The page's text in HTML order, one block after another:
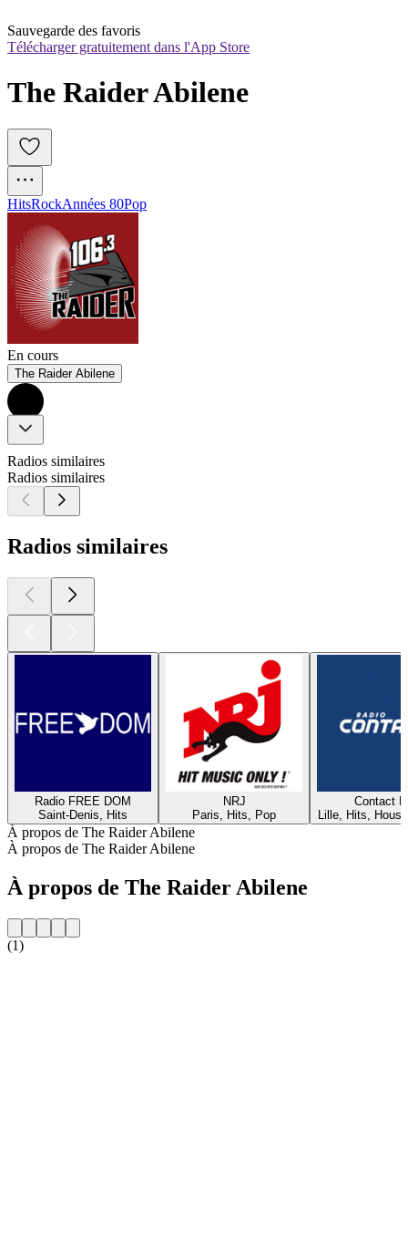
Sauvegarde des favoris
Télécharger gratuitement dans l'App Store
The Raider Abilene
HitsRockAnnées 80Pop
En cours
The Raider Abilene
Radios similaires
Radios similaires
Radios similaires
Radio FREE DOM
Saint-Denis, Hits
NRJ
Paris, Hits, Pop
Contact
Lille, Hits,
À propos de The Raider Abilene
À propos de The Raider Abilene
À propos de The Raider Abilene
(1)